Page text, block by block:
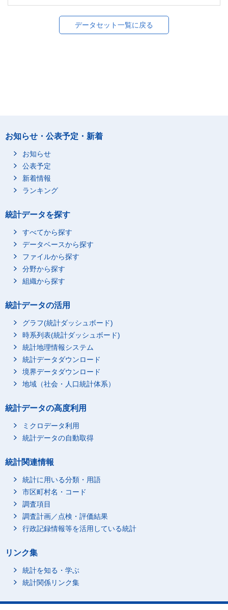
データセット一覧に戻る
お知らせ・公表予定・新着
お知らせ
公表予定
新着情報
ランキング
統計データを探す
すべてから探す
データベースから探す
ファイルから探す
分野から探す
組織から探す
統計データの活用
グラフ(統計ダッシュボード)
時系列表(統計ダッシュボード)
統計地理情報システム
統計データダウンロード
境界データダウンロード
地域（社会・人口統計体系）
統計データの高度利用
ミクロデータ利用
統計データの自動取得
統計関連情報
統計に用いる分類・用語
市区町村名・コード
調査項目
調査計画／点検・評価結果
行政記録情報等を活用している統計
リンク集
統計を知る・学ぶ
統計関係リンク集